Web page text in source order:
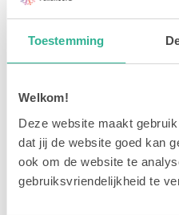
Toestemming
Welkom!
Deze website maakt
dat jij de website goed kan
ook om de website te
gebruiksvriendelijkheid te